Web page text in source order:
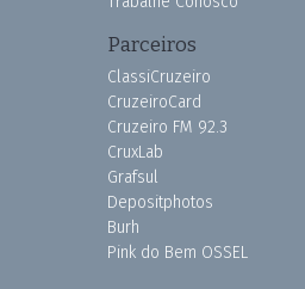
Parceiros
ClassiCruzeiro
CruzeiroCard
Cruzeiro FM 92.3
CruxLab
Grafsul
Depositphotos
Burh
Pink do Bem OSSEL